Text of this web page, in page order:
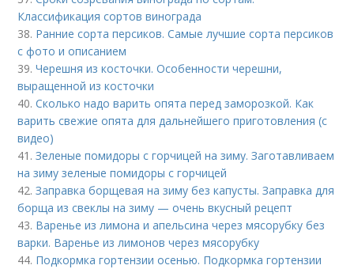
Классификация сортов винограда
38. Ранние сорта персиков. Самые лучшие сорта персиков
с фото и описанием
39.Черешня из косточки. Особенности черешни,
выращенной из косточки
40.Сколько надо варить опята перед заморозкой. Как
варить свежие опята для дальнейшего приготовления (с
видео)
41.Зеленые помидоры с горчицей на зиму. Заготавливаем
на зиму зеленые помидоры с горчицей
42.Заправка борщевая на зиму без капусты. Заправка для
борща из свеклы на зиму — очень вкусный рецепт
43. Варенье из лимона и апельсина через мясорубку без
варки. Варенье из лимонов через мясорубку
44. Подкормка гортензии осенью. Подкормка гортензии